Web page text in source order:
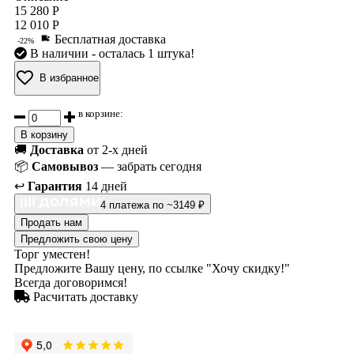
15 280 Р
12 010 Р
-22%
Бесплатная доставка
В наличии - осталась 1 штука!
В избранное
в корзине:
В корзину
🚚 Доставка от 2-х дней
📦 Самовывоз — забрать сегодня
↩️ Гарантия 14 дней
4 платежа по ~3149 ₽
Продать нам
Предложить свою цену
Торг уместен!
Предложите Вашу цену, по ссылке "Хочу скидку!"
Всегда договоримся!
Расчитать доставку